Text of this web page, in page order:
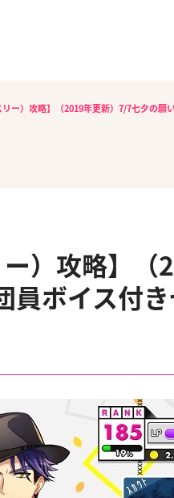
リー）攻略】（2019年更新）7/7七夕の
ー）攻略】
員ボイス付